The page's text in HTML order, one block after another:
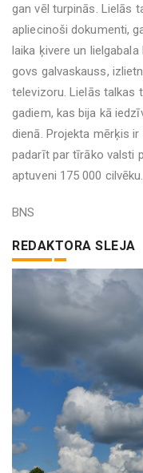
gan vēl turpinās. Lielās
apliecinoši dokumenti,
laika ķivere un
govs galvaskauss,
televizoru. Lielās talkas
gadiem, kas bija kā
dienā. Projekta mērķis
padarīt par tīrāko valsti
aptuveni 175 000 cilvēku.
BNS
REDAKTORA SLEJA